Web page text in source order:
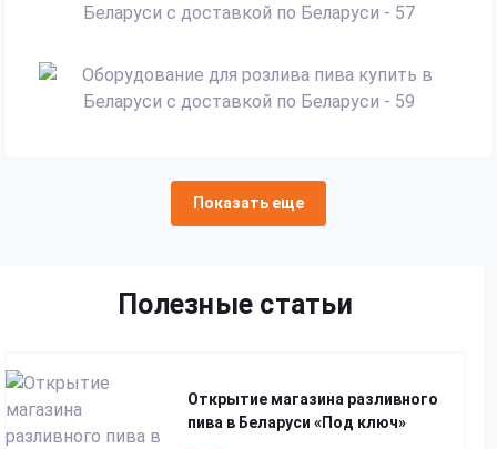
Показать еще
Полезные статьи
Открытие магазина разливного
пива в Беларуси «Под ключ»